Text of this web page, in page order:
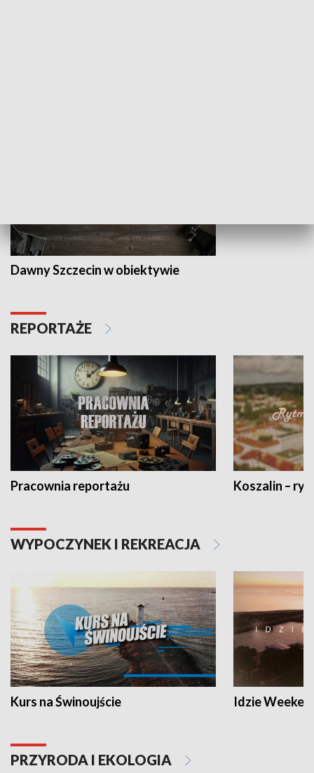
Dawny Szczecin w obiektywie
REPORTAŻE
Pracownia reportażu Koszalin –
WYPOCZYNEK I REKREACJA
Kurs na Świnoujście Idzie
PRZYRODA I EKOLOGIA